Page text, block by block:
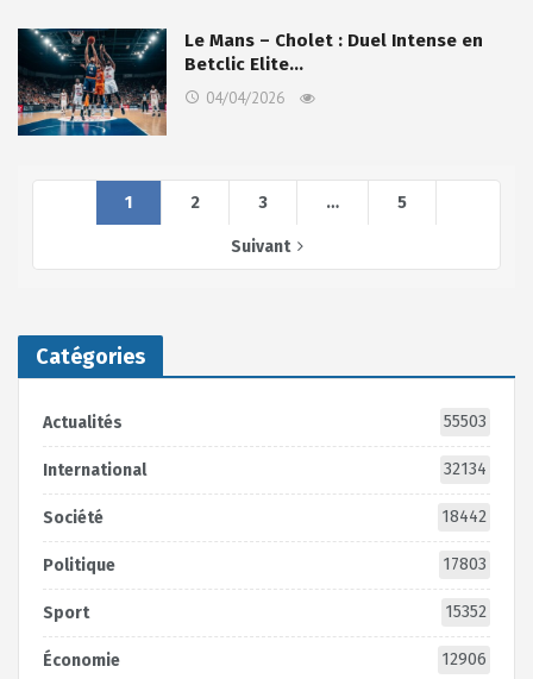
Le Mans – Cholet : Duel Intense en
Betclic Elite…
04/04/2026
1 2 3 … 5
Suivant
Catégories
Actualités 55503
International 32134
Société 18442
Politique 17803
Sport 15352
Économie 12906